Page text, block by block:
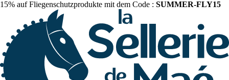
15% auf Fliegenschutzprodukte mit dem Code : SUMMER-FLY15